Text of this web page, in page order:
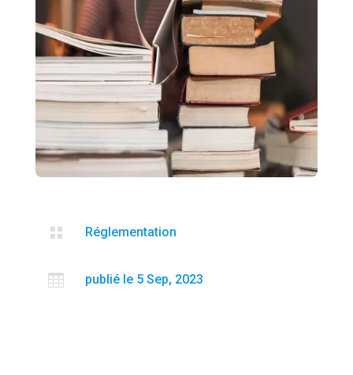
 Réglementation
 publié le 5 Sep, 2023